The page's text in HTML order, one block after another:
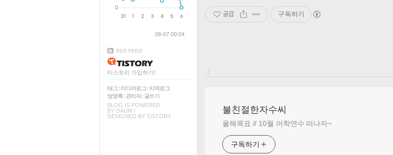
08-07 00:04
RSS FEED
티스토리 가입하기!
태그 : 미디어로그 : 지역로그
방명록 : 관리자: 글쓰기
BLOG IS POWERED
BY DAUM /
DESIGNED BY TISTORY
공감 구독하기
, |
불친절한자수씨
올해목표 // 10월 어학연수 떠나자~
구독하기